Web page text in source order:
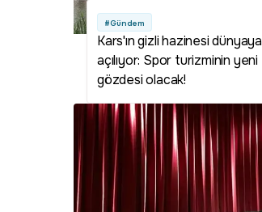
#Gündem
Kars'ın gizli hazinesi dünyaya
açılıyor: Spor turizminin yeni
gözdesi olacak!